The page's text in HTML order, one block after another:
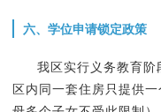
六、学位申请锁定政策
我区实行义务教育
区内同一套住房只提供